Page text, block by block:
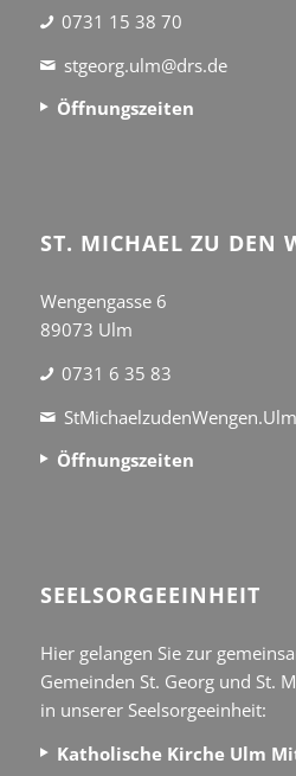
0731 15 38 70
stgeorg.ulm@drs.de
Öffnungszeiten
ST. MICHAEL ZU DEN
Wengengasse 6
89073 Ulm
0731 6 35 83
Öffnungszeiten
SEEL­SORGE­EINHEIT
Hier gelangen Sie zur
Gemeinden St. Georg und St.
in unserer Seelsorgeeinheit:
Katholische Kirche Ulm